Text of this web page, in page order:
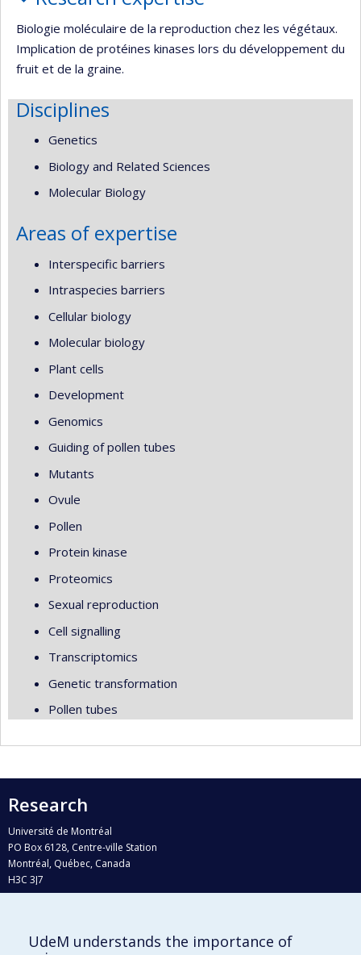
Biologie moléculaire de la reproduction chez les végétaux.
Implication de protéines kinases lors du développement du
fruit et de la graine.
Disciplines
Genetics
Biology and Related Sciences
Molecular Biology
Areas of expertise
Interspecific barriers
Intraspecies barriers
Cellular biology
Molecular biology
Plant cells
Development
Genomics
Guiding of pollen tubes
Mutants
Ovule
Pollen
Protein kinase
Proteomics
Sexual reproduction
Cell signalling
Transcriptomics
Genetic transformation
Pollen tubes
Research
Université de Montréal
PO Box 6128, Centre-ville Station
Montréal, Québec, Canada
H3C 3J7
UdeM understands the importance of